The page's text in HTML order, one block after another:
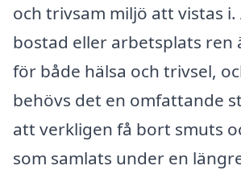
och trivsam miljö att vistas i.
bostad eller arbetsplats ren
för både hälsa och trivsel,
behövs det en omfattande
att verkligen få bort smuts
som samlats under en